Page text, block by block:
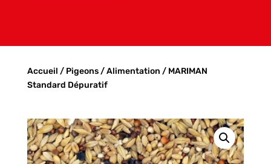
Accueil / Pigeons/Alimentation / MARIMAN
Standard Dépuratif